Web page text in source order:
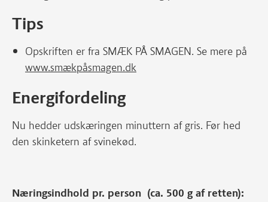
Tips
Opskriften er fra SMÆK PÅ SMAGEN. Se mere på
www.smækpåsmagen.dk
Energifordeling
Nu hedder udskæringen minuttern af gris. Før hed
den skinketern af svinekød.
Næringsindhold pr. person (ca. 500 g af retten):